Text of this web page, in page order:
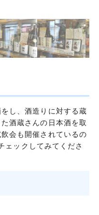
し、酒造りに対する蔵
酒蔵さんの日本酒を取
会も開催されているの
ェックしてみてくださ